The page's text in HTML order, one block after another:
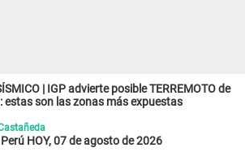
| IGP advierte posible TERREMOTO de
estas son las zonas más expuestas
HOY, 07 de agosto de 2026